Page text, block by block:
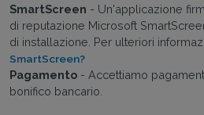
SmartScreen - Un'applicazione
di reputazione Microsoft
di installazione. Per ulteriori
SmartScreen?
Pagamento - Accettiamo
bonifico bancario.